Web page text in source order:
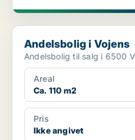
Andelsbolig i Vojens
Andelsbolig i Vojens
Areal
Ca. 110 m2
Pris
Ikke angivet